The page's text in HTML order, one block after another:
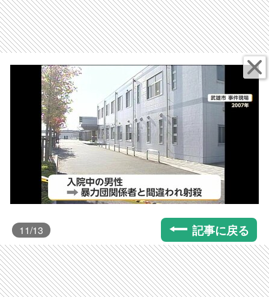
11/13 記事に戻る